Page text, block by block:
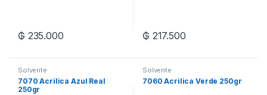
₲ 235.000 ₲ 217.500
Solvente
7070 Acrilica Azul Real
250gr
Solvente
7060 Acrilica Verde 250gr